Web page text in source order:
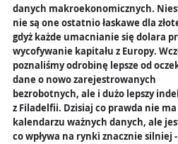
danych makroekonomicznych.
nie są one ostatnio łaskawe dla
gdyż każde umacnianie się dolara
wycofywanie kapitału z Europy.
poznaliśmy odrobinę lepsze od
dane o nowo zarejestrowanych
bezrobotnych, ale i dużo lepszy
z Filadelfii. Dzisiaj co prawda nie
kalendarzu ważnych danych, ale
co wpływa na rynki znacznie silniej -